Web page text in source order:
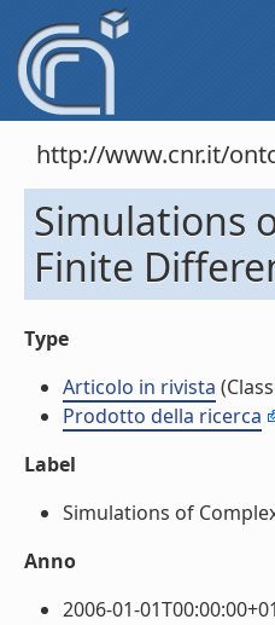
http://www.cnr.it/
Simulations
Finite
Type
Articolo in rivista
Prodotto della ricerca
Label
Simulations of
Anno
2006-01-